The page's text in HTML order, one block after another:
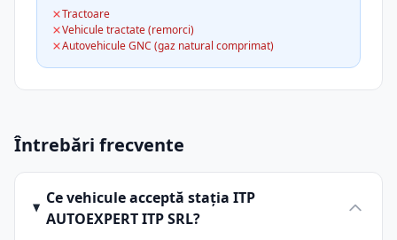
Tractoare
Vehicule tractate (remorci)
Autovehicule GNC (gaz natural comprimat)
Întrebări frecvente
Ce vehicule acceptă stația ITP
AUTOEXPERT ITP SRL?